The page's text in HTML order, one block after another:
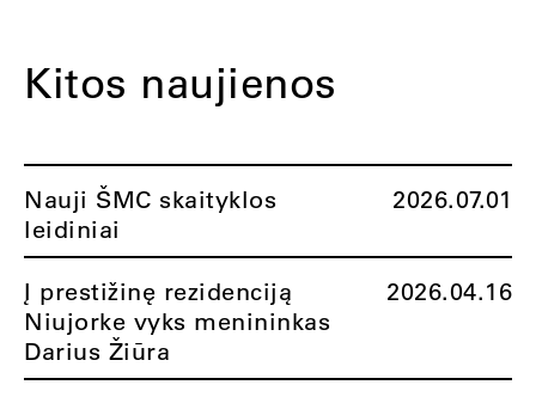
Kitos naujienos
Nauji ŠMC skaityklos
leidiniai
2026.07.01
Į prestižinę rezidenciją
Niujorke vyks menininkas
Darius Žiūra
2026.04.16